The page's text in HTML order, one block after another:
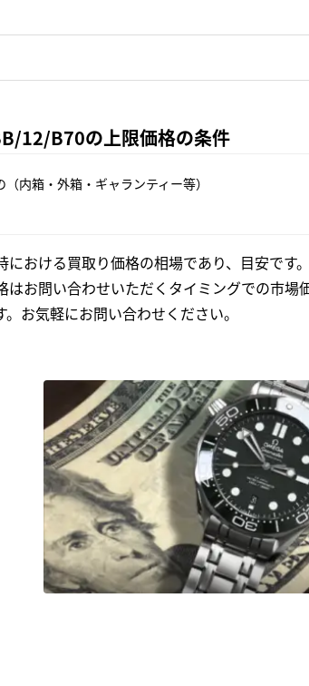
12/B70の上限価格の条件
内箱・外箱・ギャランティー等）
における買取り価格の相場であり、目安です
はお問い合わせいただくタイミングでの市
お気軽にお問い合わせください。